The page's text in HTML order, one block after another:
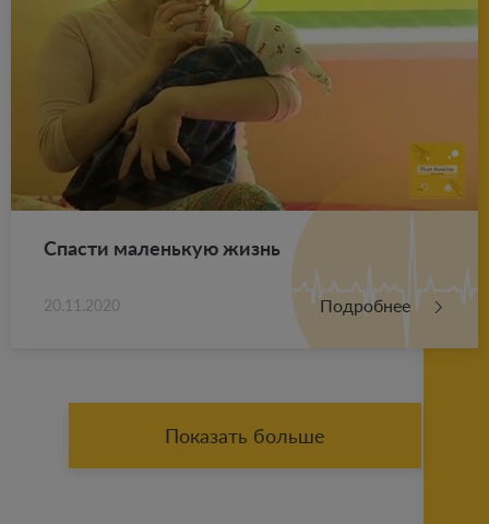
Спа­сти ма­лень­кую жизнь
20.11.2020 Подробнее
Показать больше